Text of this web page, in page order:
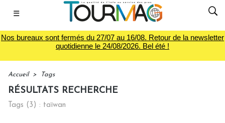
☰
Nos bureaux sont fermés du 27/07 au 16/08. Retour de la newsletter
quotidienne le 24/08/2026. Bel été !
Accueil > Tags
RÉSULTATS RECHERCHE
Tags (3) : taïwan